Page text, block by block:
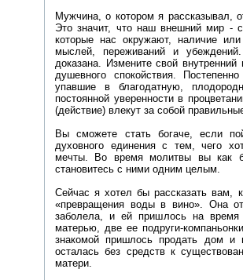
Мужчина, о котором я рассказывал,
Это значит, что наш внешний мир -
которые нас окружают, наличие
мыслей, переживаний и
доказана. Измените свой
душевного спокойствия.
упавшие в благодатную,
постоянной уверенности в
(действие) влекут за собой
Вы сможете стать богаче, если
духовного единения с тем, чего
мечты. Во время молитвы вы как
становитесь с ними одним целым.
Сейчас я хотел бы рассказать вам,
«превращения воды в вино». Она
заболела, и ей пришлось на
матерью, две ее подруги-
знакомой пришлось продать дом и
осталась без средств к
матери.